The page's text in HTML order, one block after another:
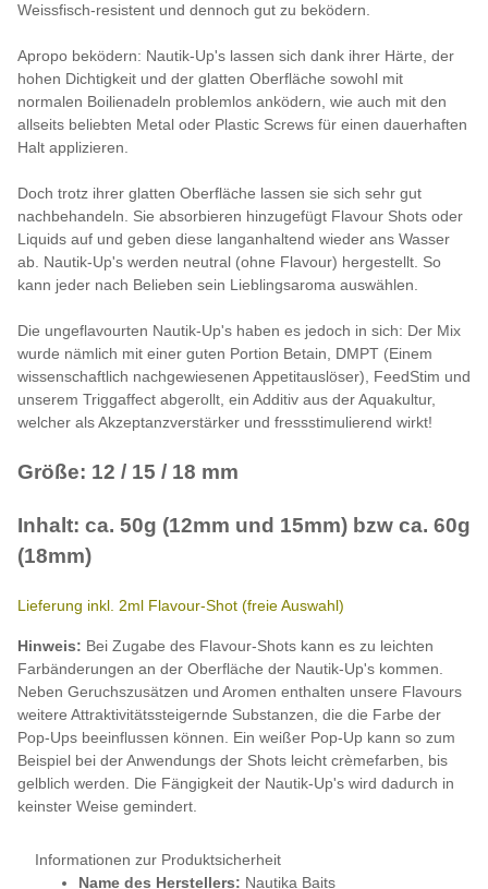
Weissfisch-resistent und dennoch gut zu beködern.
Apropo beködern: Nautik-Up's lassen sich dank ihrer Härte, der
hohen Dichtigkeit und der glatten Oberfläche sowohl mit
normalen Boilienadeln problemlos anködern, wie auch mit den
allseits beliebten Metal oder Plastic Screws für einen dauerhaften
Halt applizieren.
Doch trotz ihrer glatten Oberfläche lassen sie sich sehr gut
nachbehandeln. Sie absorbieren hinzugefügt Flavour Shots oder
Liquids auf und geben diese langanhaltend wieder ans Wasser
ab. Nautik-Up's werden neutral (ohne Flavour) hergestellt. So
kann jeder nach Belieben sein Lieblingsaroma auswählen.
Die ungeflavourten Nautik-Up's haben es jedoch in sich: Der Mix
wurde nämlich mit einer guten Portion Betain, DMPT (Einem
wissenschaftlich nachgewiesenen Appetitauslöser), FeedStim und
unserem Triggaffect abgerollt, ein Additiv aus der Aquakultur,
welcher als Akzeptanzverstärker und fressstimulierend wirkt!
Größe: 12 / 15 / 18 mm
Inhalt: ca. 50g (12mm und 15mm) bzw ca. 60g
(18mm)
Lieferung inkl. 2ml Flavour-Shot (freie Auswahl)
Hinweis: Bei Zugabe des Flavour-Shots kann es zu leichten
Farbänderungen an der Oberfläche der Nautik-Up's kommen.
Neben Geruchszusätzen und Aromen enthalten unsere Flavours
weitere Attraktivitätssteigernde Substanzen, die die Farbe der
Pop-Ups beeinflussen können. Ein weißer Pop-Up kann so zum
Beispiel bei der Anwendungs der Shots leicht crèmefarben, bis
gelblich werden. Die Fängigkeit der Nautik-Up's wird dadurch in
keinster Weise gemindert.
Informationen zur Produktsicherheit
Name des Herstellers: Nautika Baits